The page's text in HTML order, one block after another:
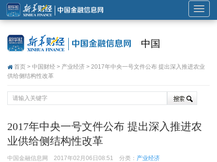
展
开
导
中国
首页 > 中国财经 > 产业经济 > 2017年中央一号文件公布 提出深入推进农业
供给侧结构性改革
2017年中央一号文件公布 提出深入推进农
业供给侧结构性改革
中国金融信息网 2017年02月06日08:51 分类： 产业经济